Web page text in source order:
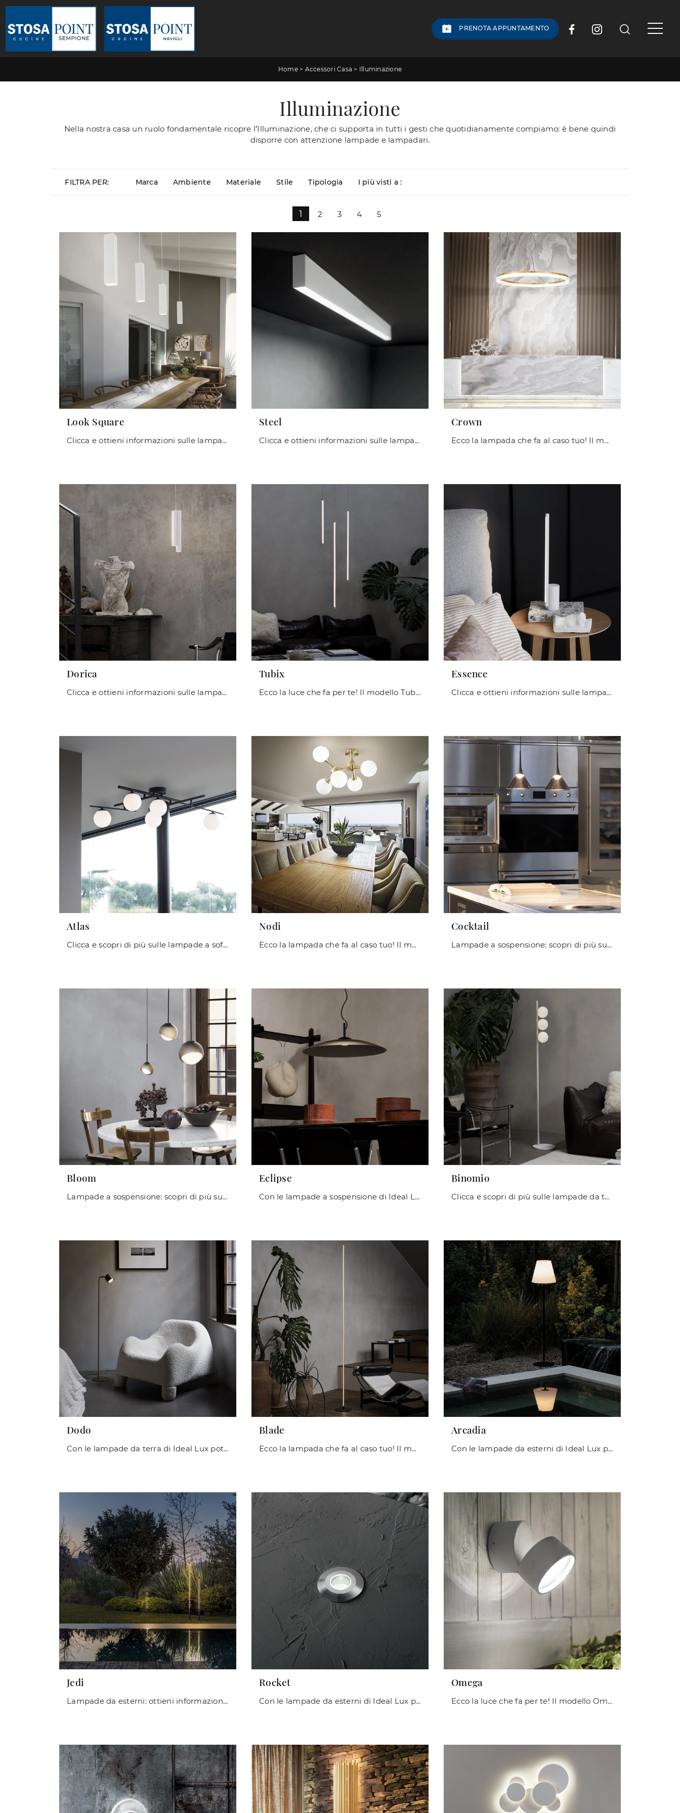
PRENOTA APPUNTAMENTO
Home> Accessori Casa > Illuminazione
Illuminazione
Nella nostra casa un ruolo fondamentale ricopre l’Illuminazione, che ci supporta in tutti i gesti che quotidianamente compiamo: è bene quindi
disporre con attenzione lampade e lampadari.
FILTRA PER: Marca Ambiente Materiale Stile Tipologia I più visti a :
1 2 3 4 5
Look Square
Clicca e ottieni informazioni sulle lampade a sospensione di Ideal Lux: il modello Look Square in metallo ti sta aspettando!
Steel
Clicca e ottieni informazioni sulle lampade a soffitto di Ideal Lux: il modello Steel in metallo ti sta aspettando!
Crown
Ecco la lampada che fa al caso tuo! Il modello Crown è una delle nostre lampade a sospensione di Ideal Lux.
Dorica
Clicca e ottieni informazioni sulle lampade a sospensione di Ideal Lux: il modello Dorica in policarbonato ti sta aspettando!
Tubix
Ecco la luce che fa per te! Il modello Tubix è una delle nostre lampade a sospensione di Ideal Lux.
Essence
Clicca e ottieni informazioni sulle lampade da tavolo di Ideal Lux: il modello Essence in metallo ti aspetta!
Atlas
Clicca e scopri di più sulle lampade a soffitto di Ideal Lux: il modello Atlas in metallo ti sta aspettando!
Nodi
Ecco la lampada che fa al caso tuo! Il modello Nodi è una delle nostre lampade a soffitto di Ideal Lux.
Cocktail
Lampade a sospensione: scopri di più sulla lampada Cocktail in vetro che ti consigliamo.
Bloom
Lampade a sospensione: scopri di più sulla lampada Bloom in metallo che ti proponiamo.
Eclipse
Con le lampade a sospensione di Ideal Lux potrai valorizzare i tuoi spazi: clicca e scopri Eclipse!
Binomio
Clicca e scopri di più sulle lampade da terra di Ideal Lux: il modello Binomio in metallo ti aspetta!
Dodo
Con le lampade da terra di Ideal Lux potrai arricchire i tuoi interni: clicca e scopri Dodo!
Blade
Ecco la lampada che fa al caso tuo! Il modello Blade è una tra le nostre lampade da terra di Ideal Lux.
Arcadia
Con le lampade da esterni di Ideal Lux potrai completare i tuoi interni: clicca e scopri Arcadia!
Jedi
Lampade da esterni: ottieni informazioni sulla lampada Jedi in metallo che ti consigliamo.
Rocket
Con le lampade da esterni di Ideal Lux potrai valorizzare i tuoi locali: clicca e scopri Rocket!
Omega
Ecco la luce che fa per te! Il modello Omega è una delle nostre lampade da esterni di Ideal Lux.